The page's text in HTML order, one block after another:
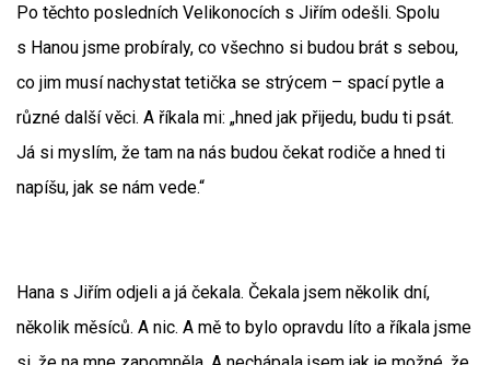
Po těchto posledních Velikonocích s Jiřím odešli. Spolu
s Hanou jsme probíraly, co všechno si budou brát s sebou,
co jim musí nachystat tetička se strýcem – spací pytle a
různé další věci. A říkala mi: „hned jak přijedu, budu ti psát.
Já si myslím, že tam na nás budou čekat rodiče a hned ti
napíšu, jak se nám vede.“
Hana s Jiřím odjeli a já čekala. Čekala jsem několik dní,
několik měsíců. A nic. A mě to bylo opravdu líto a říkala jsme